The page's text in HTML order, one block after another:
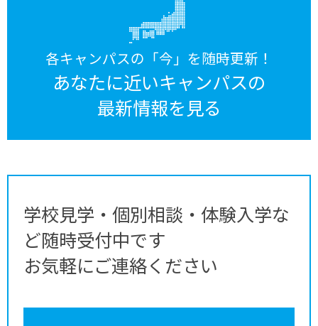
各キャンパスの「今」を随時更新！
あなたに近いキャンパスの
最新情報を見る
学校見学・個別相談・体験入学な
ど随時受付中です
お気軽にご連絡ください